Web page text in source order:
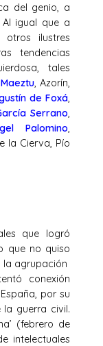
del genio, a
Al igual que a
ilustres
tendencias
tales
, Azorín,
de Foxá
Serrano
Palomino
la Cierva, Pío
que logró
que no quiso
la agrupación
conexión
por su
guerra civil.
(febrero de
intelectuales